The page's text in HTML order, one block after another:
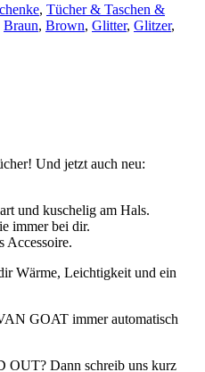
, Tücher & Taschen &
Braun, Brown, Glitter, Glitzer,
Und jetzt auch neu:
und kuschelig am Hals.
immer bei dir.
Accessoire.
Wärme, Leichtigkeit und ein
GOAT immer automatisch
OUT? Dann schreib uns kurz